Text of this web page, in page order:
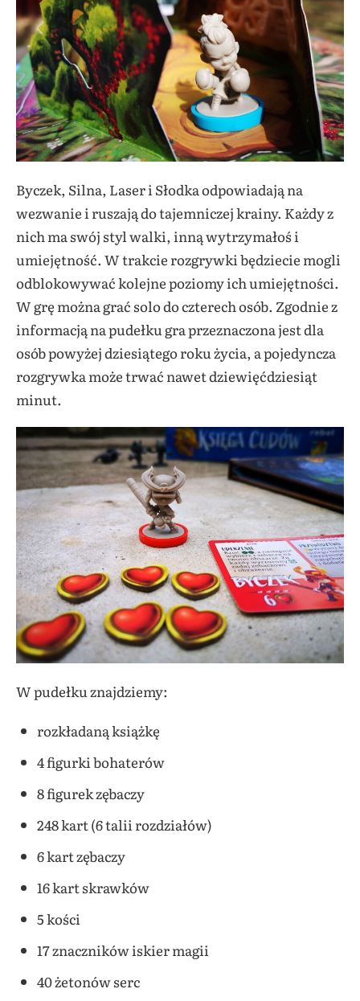
Byczek, Silna, Laser i Słodka odpowiadają na
wezwanie i ruszają do tajemniczej krainy. Każdy z
nich ma swój styl walki, inną wytrzymałoś i
umiejętność. W trakcie rozgrywki będziecie mogli
odblokowywać kolejne poziomy ich umiejętności.
W grę można grać solo do czterech osób. Zgodnie z
informacją na pudełku gra przeznaczona jest dla
osób powyżej dziesiątego roku życia, a pojedyncza
rozgrywka może trwać nawet dziewięćdziesiąt
minut.
W pudełku znajdziemy:
rozkładaną książkę
4 figurki bohaterów
8 figurek zębaczy
248 kart (6 talii rozdziałów)
6 kart zębaczy
16 kart skrawków
5 kości
17 znaczników iskier magii
40 żetonów serc